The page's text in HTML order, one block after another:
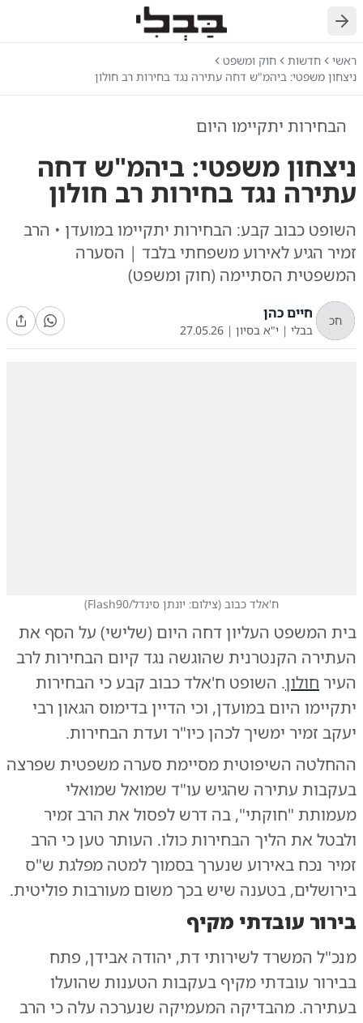
חזרה
ראשי חדשות
חוק ומשפט
ניצחון משפטי: ביהמ"ש דחה עתירה נגד בחירות רב חולון
הבחירות יתקיימו היום
ניצחון משפטי: ביהמ"ש דחה
עתירה נגד בחירות רב חולון
השופט כבוב קבע: הבחירות יתקיימו במועדן • הרב
זמיר הגיע לאירוע משפחתי בלבד | הסערה
המשפטית הסתיימה (חוק ומשפט)
חכ חיים כהן
בבלי | י"א בסיון |
27.05.26
ח'אלד כבוב (צילום: יונתן סינדל/Flash90 )
בית המשפט העליון דחה היום (שלישי) על הסף את
העתירה הקנטרנית שהוגשה נגד קיום הבחירות לרב
העיר חולון. השופט ח'אלד כבוב קבע כי הבחירות
יתקיימו היום במועדן, וכי הדיין בדימוס הגאון רבי
יעקב זמיר ימשיך לכהן כיו"ר ועדת הבחירות.
ההחלטה השיפוטית מסיימת סערה משפטית שפרצה
בעקבות עתירה שהגיש עו"ד שמואל שמואלי
מעמותת "חוקתי", בה דרש לפסול את הרב זמיר
ולבטל את הליך הבחירות כולו. העותר טען כי הרב
זמיר נכח באירוע שנערך בסמוך למטה מפלגת ש"ס
בירושלים, בטענה שיש בכך משום מעורבות פוליטית.
בירור עובדתי מקיף
מנכ"ל המשרד לשירותי דת, יהודה אבידן, פתח
בבירור עובדתי מקיף בעקבות הטענות שהועלו
בעתירה. מהבדיקה המעמיקה שנערכה עלה כי הרב